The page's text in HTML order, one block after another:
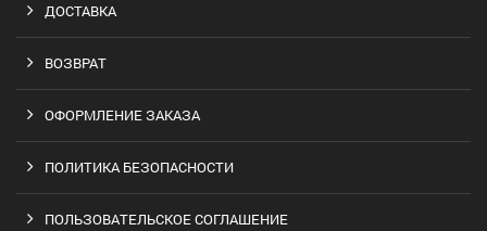
ДОСТАВКА
ВОЗВРАТ
ОФОРМЛЕНИЕ ЗАКАЗА
ПОЛИТИКА БЕЗОПАСНОСТИ
ПОЛЬЗОВАТЕЛЬСКОЕ СОГЛАШЕНИЕ